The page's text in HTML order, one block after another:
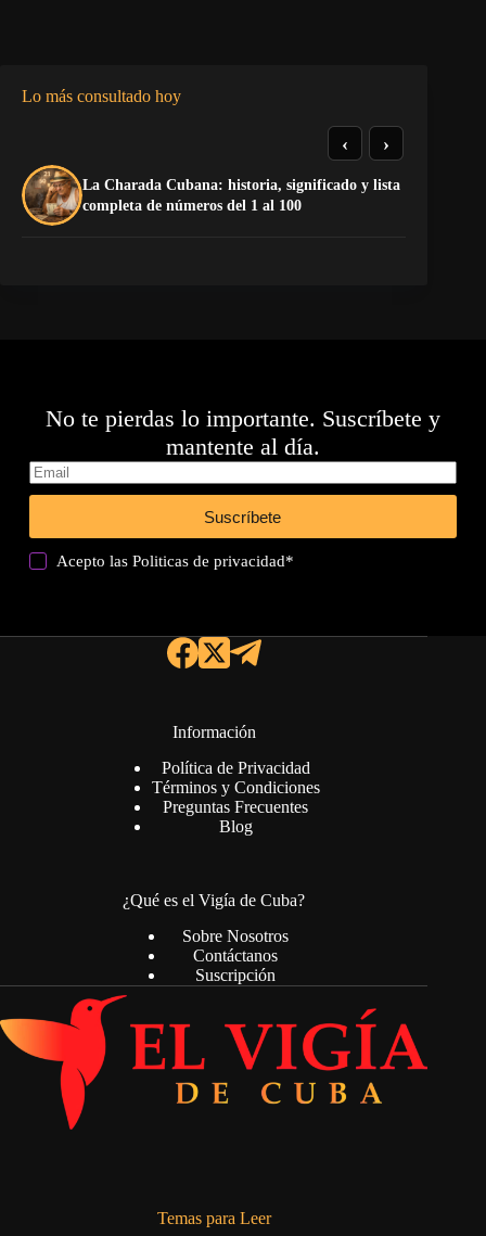
Lo más consultado hoy
La Charada Cubana: historia, significado y lista
completa de números del 1 al 100
‹ ›
No te pierdas lo importante. Suscríbete y
mantente al día.
Suscríbete
Acepto lasPoliticas de privacidad*
Información
Política de Privacidad
Términos y Condiciones
Preguntas Frecuentes
Blog
¿Qué es el Vigía de Cuba?
Sobre Nosotros
Contáctanos
Suscripción
Temas para Leer